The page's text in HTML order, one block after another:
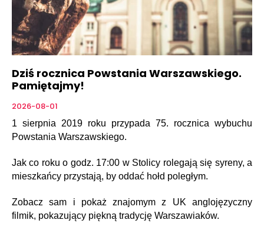
Dziś rocznica Powstania Warszawskiego.
Pamiętajmy!
2026-08-01
1 sierpnia 2019 roku przypada 75. rocznica wybuchu
Powstania Warszawskiego.
Jak co roku o godz. 17:00 w Stolicy rolegają się syreny, a
mieszkańcy przystają, by oddać hołd poległym.
Zobacz sam i pokaż znajomym z UK anglojęzyczny
filmik, pokazujący piękną tradycję Warszawiaków.